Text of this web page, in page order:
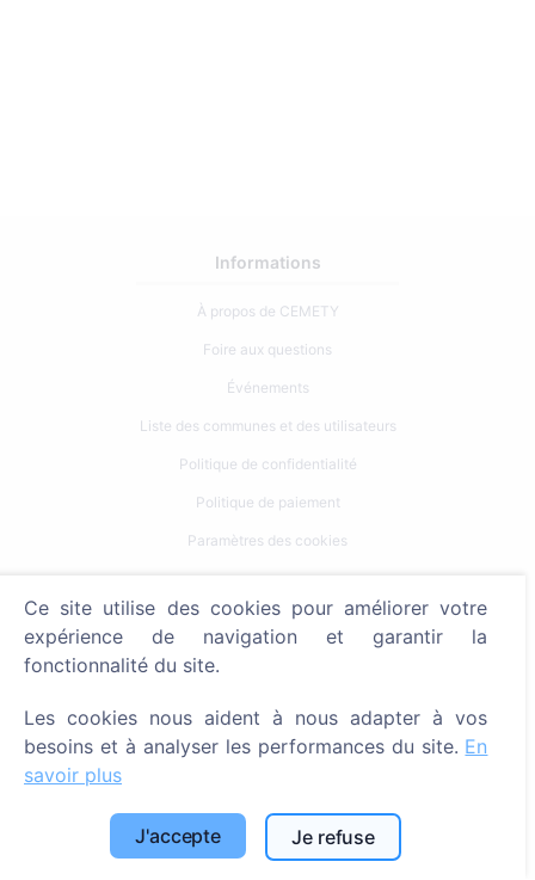
Informations
À propos de CEMETY
Foire aux questions
Événements
Liste des communes et des utilisateurs
Politique de confidentialité
Politique de paiement
Paramètres des cookies
Rechercher des défunts
Rechercher des cimetières
Services
SIA "CEMETY", LV40103618951
Ce site utilise des cookies pour améliorer votre
expérience de navigation et garantir la
fonctionnalité du site.
Les cookies nous aident à nous adapter à vos
besoins et à analyser les performances du site. En
savoir plus
J'accepte Je refuse